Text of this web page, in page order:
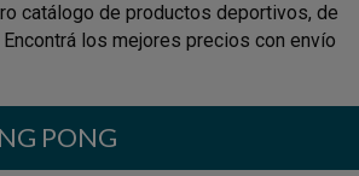
catálogo de productos deportivos, de
los mejores precios con envío
PONG